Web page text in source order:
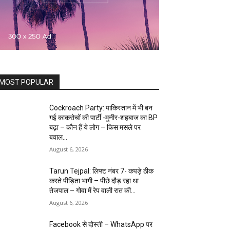
POPULAR
Cockroach Party: पाकिस्तान में भी बन
गई काकरोचों की पार्टी -मुनीर-शहबाज का BP
बढ़ा – कौन हैं ये लोग – किस मसले पर
बवाल...
August 6, 2026
Tarun Tejpal: लिफ्ट नंबर 7- कपड़े ठीक
करते पीड़िता भागी – पीछे दौड़ रहा था
तेजपाल – गोवा में रेप वाली रात की...
August 6, 2026
Facebook से दोस्ती – WhatsApp पर